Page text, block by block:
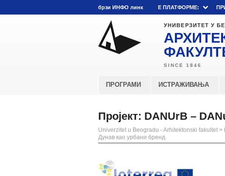
брзи ИНФО линк E ПЛАТФОРМЕ:
УНИВЕРЗИТЕТ У
ПРОГРАМИ ИСТРАЖИВАЊА
Пројект: DANUrB –
Univerzitet u Beogradu - Arhitektonski fakultet >
Дунав као урбани бренд